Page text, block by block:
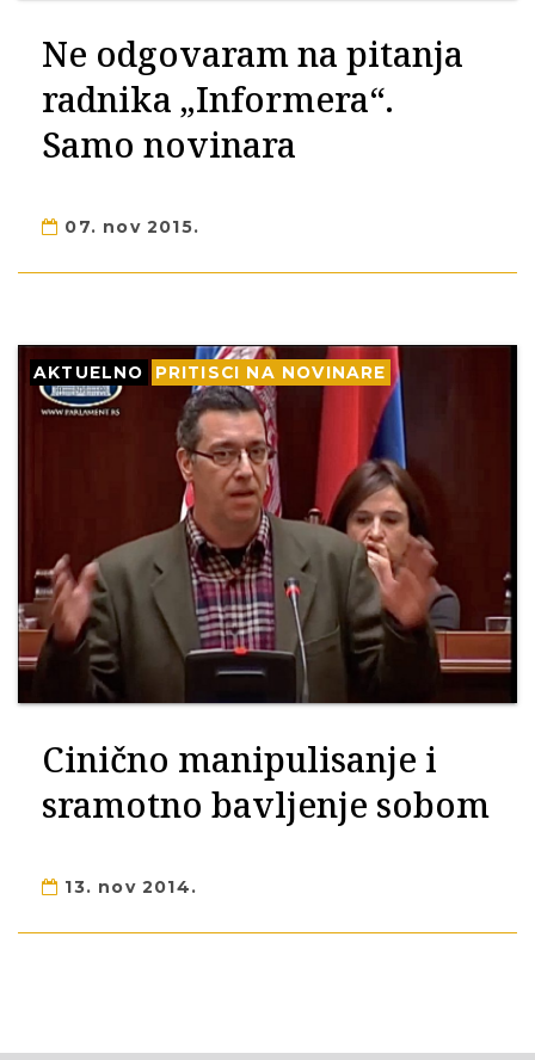
Ne odgovaram na pitanja
radnika „Informera“.
Samo novinara
07. nov 2015.
AKTUELNO PRITISCI NA NOVINARE
Cinično manipulisanje i
sramotno bavljenje sobom
13. nov 2014.